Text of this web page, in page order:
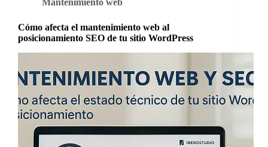
digital
nombre
y
Mantenimiento web
Cómo afecta el mantenimiento web al
posicionamiento SEO de tu sitio WordPress